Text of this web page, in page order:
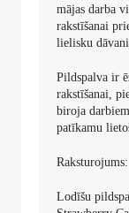
mājas darba
rakstīšanai
lielisku
Pildspalva ir
rakstīšanai,
biroja
patīkamu
Raksturojums:
Lodīšu